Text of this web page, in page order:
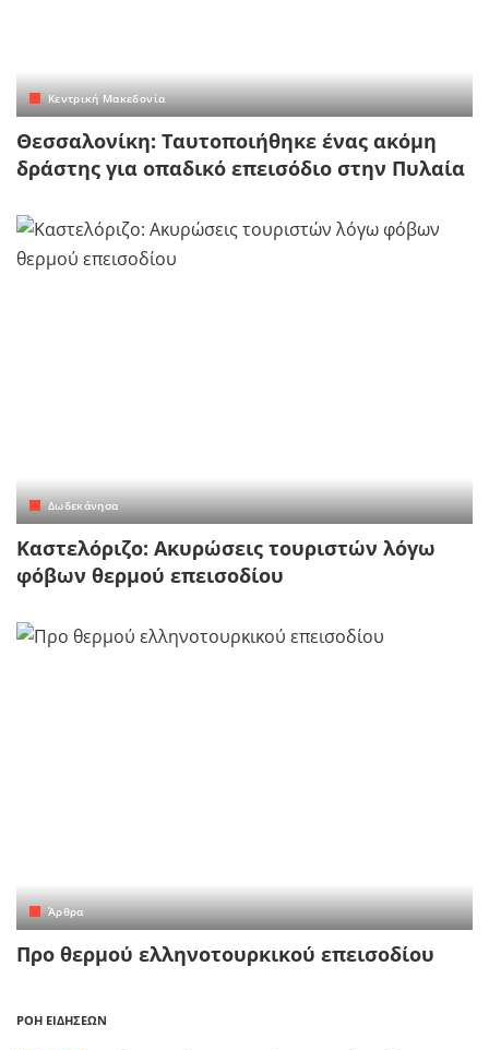
Κεντρική Μακεδονία
Θεσσαλονίκη: Tαυτοποιήθηκε ένας ακόμη
δράστης για οπαδικό επεισόδιο στην Πυλαία
Δωδεκάνησα
Καστελόριζο: Ακυρώσεις τουριστών λόγω
φόβων θερμού επεισοδίου
Άρθρα
Προ θερμού ελληνοτουρκικού επεισοδίου
ΡΟΗ ΕΙΔΗΣΕΩΝ